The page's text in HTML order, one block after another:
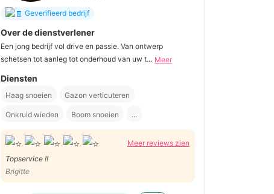
Geverifieerd bedrijf
Over de dienstverlener
Een jong bedrijf vol drive en passie. Van ontwerp
schetsen tot aanleg tot onderhoud van uw t... Meer
Diensten
Haag snoeien Gazon verticuteren
Onkruid wieden Boom snoeien ...
Meer reviews zien
Topservice !!
Brigitte